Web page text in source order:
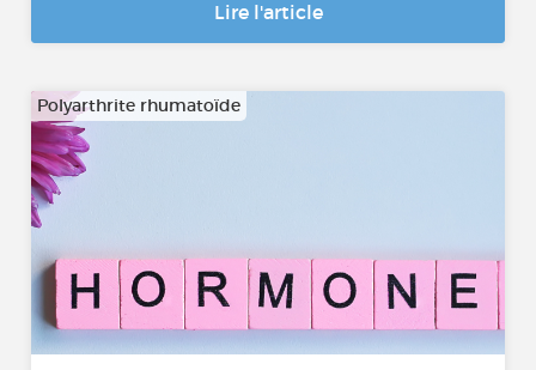
Lire l'article
Polyarthrite rhumatoïde